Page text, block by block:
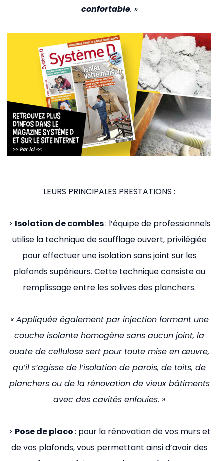
confortable. »
LEURS PRINCIPALES PRESTATIONS :
> Isolation de combles: l’équipe de professionnels
utilise la technique de soufflage ouvert, privilégiée
pour effectuer une isolation sans joint sur les
plafonds supérieurs. Cette technique consiste au
remplissage entre les solives des planchers.
« Appliquée également par injection formant une
couche isolante homogène sans aucun joint, la
ouate de cellulose sert pour toute mise en œuvre,
qu’il s’agisse de l’isolation de parois, de toits, de
planchers ou de la rénovation de vieux bâtiments
avec des cavités enfouies. »
> Pose de placo: pour la rénovation de vos murs et
de vos plafonds, vous permettant ainsi d’avoir des